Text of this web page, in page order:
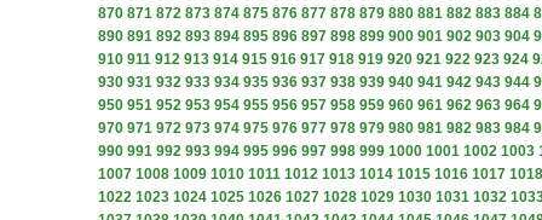
870 871 872 873 874 875 876 877 878 879 880 881 882 883 884
890 891 892 893 894 895 896 897 898 899 900 901 902 903 904
910 911 912 913 914 915 916 917 918 919 920 921 922 923 924
930 931 932 933 934 935 936 937 938 939 940 941 942 943 944
950 951 952 953 954 955 956 957 958 959 960 961 962 963 964
970 971 972 973 974 975 976 977 978 979 980 981 982 983 984
990 991 992 993 994 995 996 997 998 999 1000 1001 1002 1003
1007 1008 1009 1010 1011 1012 1013 1014 1015 1016 1017 1018
1022 1023 1024 1025 1026 1027 1028 1029 1030 1031 1032